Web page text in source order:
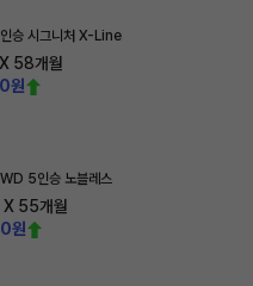
승 시그니처 X-Line
58개월
원
5인승 노블레스
X 55개월
원